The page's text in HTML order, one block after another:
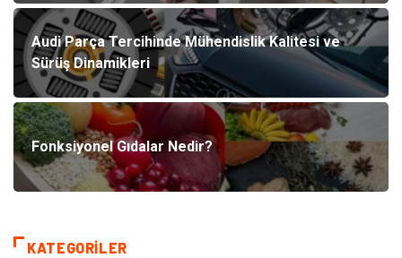
Audi Parça Tercihinde Mühendislik Kalitesi ve
Sürüş Dinamikleri
Fonksiyonel Gıdalar Nedir?
KATEGORILER